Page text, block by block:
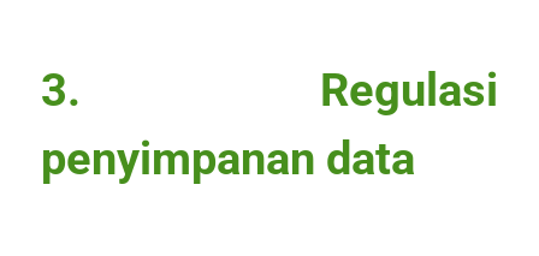
3. Regulasi
penyimpanan data